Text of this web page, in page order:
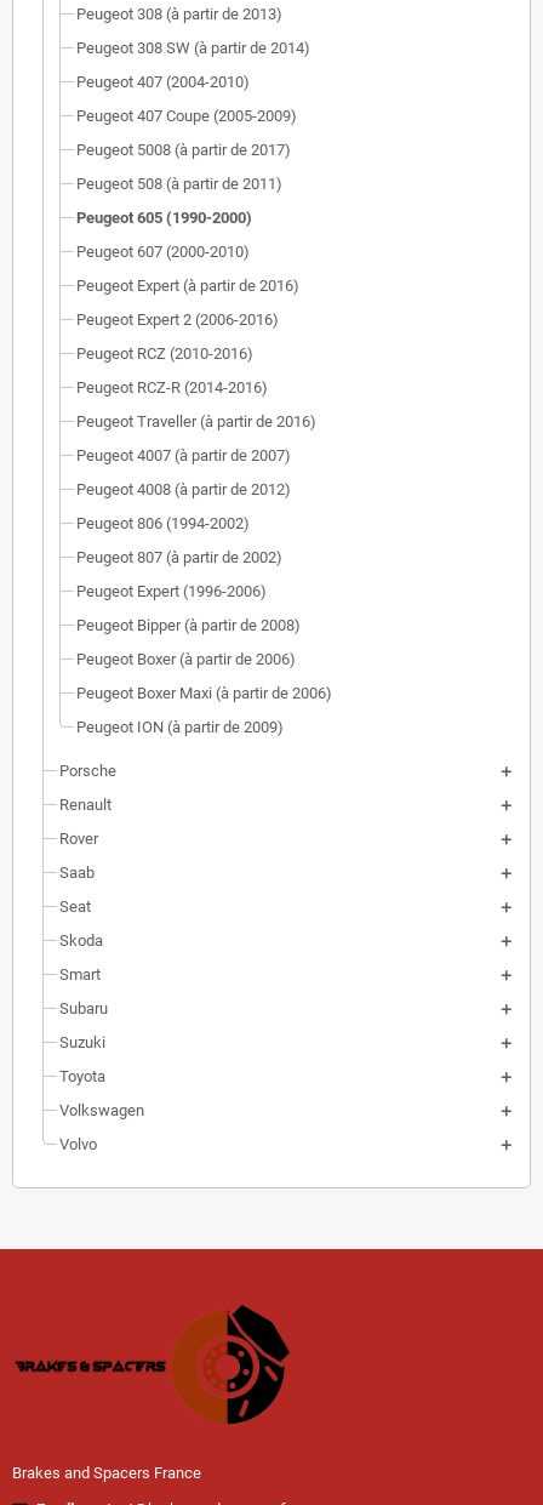
Peugeot 308 (à partir de 2013)
Peugeot 308 SW (à partir de 2014)
Peugeot 407 (2004-2010)
Peugeot 407 Coupe (2005-2009)
Peugeot 5008 (à partir de 2017)
Peugeot 508 (à partir de 2011)
Peugeot 605 (1990-2000)
Peugeot 607 (2000-2010)
Peugeot Expert (à partir de 2016)
Peugeot Expert 2 (2006-2016)
Peugeot RCZ (2010-2016)
Peugeot RCZ-R (2014-2016)
Peugeot Traveller (à partir de 2016)
Peugeot 4007 (à partir de 2007)
Peugeot 4008 (à partir de 2012)
Peugeot 806 (1994-2002)
Peugeot 807 (à partir de 2002)
Peugeot Expert (1996-2006)
Peugeot Bipper (à partir de 2008)
Peugeot Boxer (à partir de 2006)
Peugeot Boxer Maxi (à partir de 2006)
Peugeot ION (à partir de 2009)
Porsche
Renault
Rover
Saab
Seat
Skoda
Smart
Subaru
Suzuki
Toyota
Volkswagen
Volvo
Brakes and Spacers France